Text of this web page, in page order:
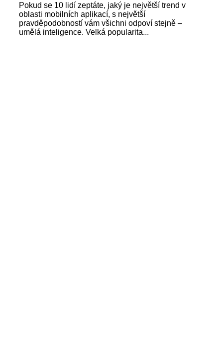
Pokud se 10 lidí zeptáte, jaký je největší trend v
oblasti mobilních aplikací, s největší
pravděpodobností vám všichni odpoví stejně –
umělá inteligence. Velká popularita...